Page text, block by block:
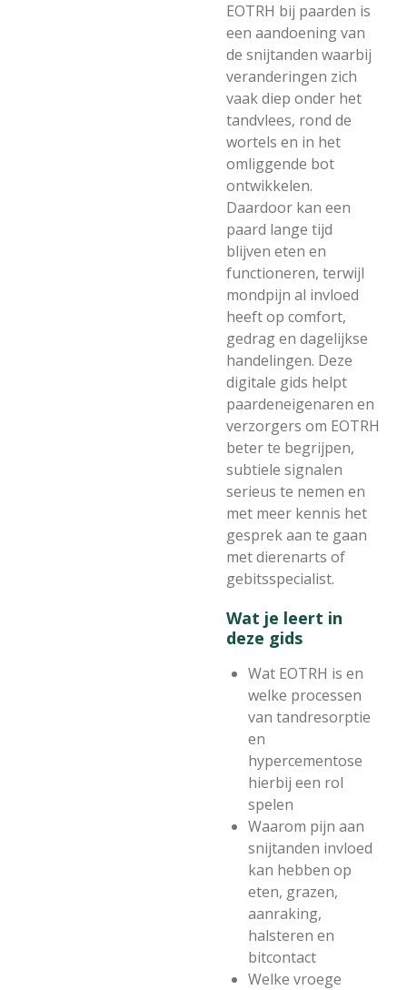
EOTRH bij paarden is
een aandoening van
de snijtanden waarbij
veranderingen zich
vaak diep onder het
tandvlees, rond de
wortels en in het
omliggende bot
ontwikkelen.
Daardoor kan een
paard lange tijd
blijven eten en
functioneren, terwijl
mondpijn al invloed
heeft op comfort,
gedrag en dagelijkse
handelingen. Deze
digitale gids helpt
paardeneigenaren en
verzorgers om EOTRH
beter te begrijpen,
subtiele signalen
serieus te nemen en
met meer kennis het
gesprek aan te gaan
met dierenarts of
gebitsspecialist.
Wat je leert in
deze gids
Wat EOTRH is en
welke processen
van tandresorptie
en
hypercementose
hierbij een rol
spelen
Waarom pijn aan
snijtanden invloed
kan hebben op
eten, grazen,
aanraking,
halsteren en
bitcontact
Welke vroege